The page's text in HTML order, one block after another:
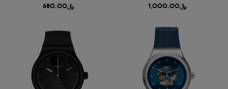
﷼1,000.00 ﷼680.00